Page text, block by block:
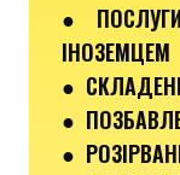
●
ІНОЗЕМЦЕМ
●
●
●